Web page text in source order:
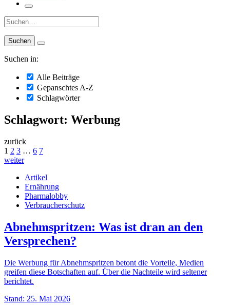
Suche:
Suchen in:
Alle Beiträge
Gepanschtes A-Z
Schlagwörter
Schlagwort: Werbung
zurück
1 2 3 … 6 7
weiter
Artikel
Ernährung
Pharmalobby
Verbraucherschutz
Abnehmspritzen: Was ist dran an den
Versprechen?
Die Werbung für Abnehmspritzen betont die Vorteile, Medien
greifen diese Botschaften auf. Über die Nachteile wird seltener
berichtet.
Stand: 25. Mai 2026